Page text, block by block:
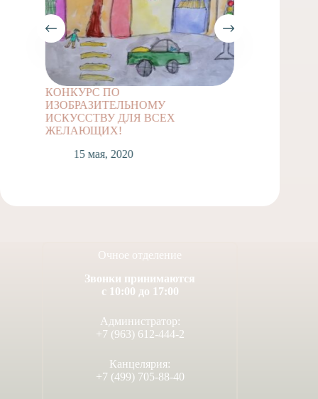
КОНКУРС ПО
ИЗОБРАЗИТЕЛЬНОМУ
ИСКУССТВУ ДЛЯ ВСЕХ
ЖЕЛАЮЩИХ!
15 мая, 2020
Очное отделение
Звонки принимаются
с 10:00 до 17:00
Администратор:
+7 (963) 612-444-2
Канцелярия:
+7 (499) 705-88-40